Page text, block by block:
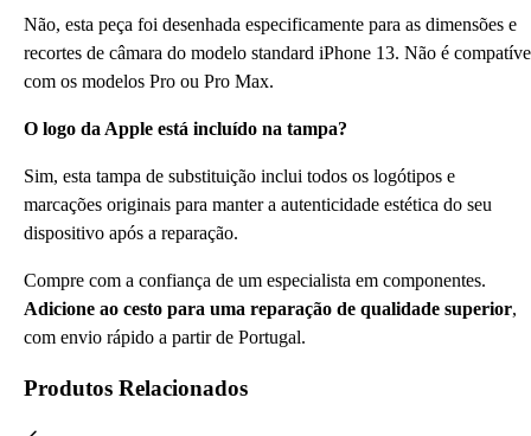
Não, esta peça foi desenhada especificamente para as dimensões e
recortes de câmara do modelo standard iPhone 13. Não é
com os modelos Pro ou Pro Max.
O logo da Apple está incluído na tampa?
Sim, esta tampa de substituição inclui todos os logótipos e
marcações originais para manter a autenticidade estética do seu
dispositivo após a reparação.
Compre com a confiança de um especialista em componentes.
Adicione ao cesto para uma reparação de qualidade superior,
com envio rápido a partir de Portugal.
Produtos Relacionados